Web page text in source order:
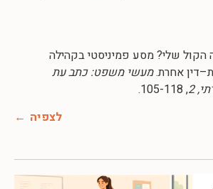
איפה הקול שלי? מסע פמיניסטי בקהילה
אחרת.מעשי משפט: כתב עת
2
, 105-118.
לצפיה